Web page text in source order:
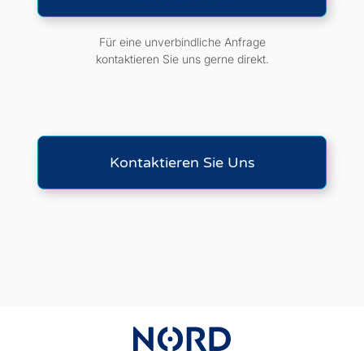
Für eine unverbindliche Anfrage
kontaktieren Sie uns gerne direkt.
Kontaktieren Sie Uns